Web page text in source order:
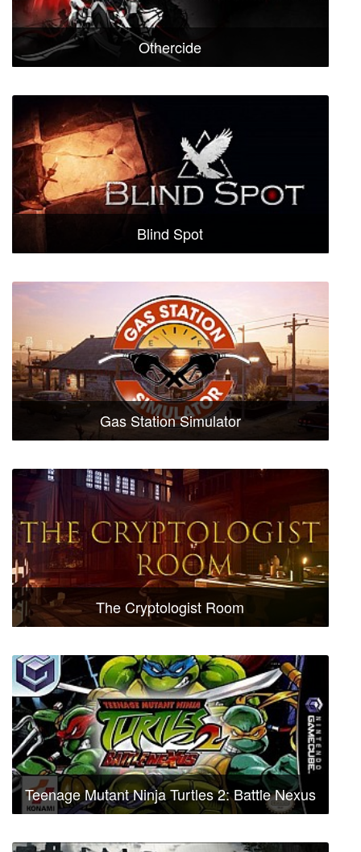
Othercide
Blind Spot
Gas Station Simulator
The Cryptologist Room
Teenage Mutant Ninja Turtles 2: Battle Nexus